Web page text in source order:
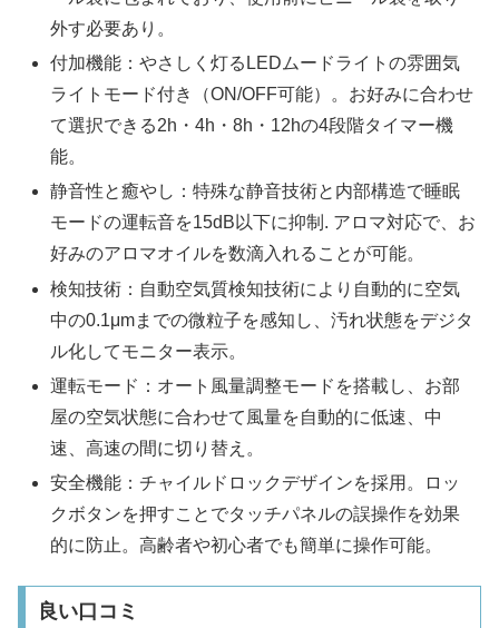
外す必要あり。
付加機能：やさしく灯るLEDムードライトの雰囲気
ライトモード付き（ON/OFF可能）。お好みに合わせ
て選択できる2h・4h・8h・12hの4段階タイマー機
能。
静音性と癒やし：特殊な静音技術と内部構造で睡眠
モードの運転音を15dB以下に抑制. アロマ対応で、お
好みのアロマオイルを数滴入れることが可能。
検知技術：自動空気質検知技術により自動的に空気
中の0.1μmまでの微粒子を感知し、汚れ状態をデジタ
ル化してモニター表示。
運転モード：オート風量調整モードを搭載し、お部
屋の空気状態に合わせて風量を自動的に低速、中
速、高速の間に切り替え。
安全機能：チャイルドロックデザインを採用。ロッ
クボタンを押すことでタッチパネルの誤操作を効果
的に防止。高齢者や初心者でも簡単に操作可能。
良い口コミ